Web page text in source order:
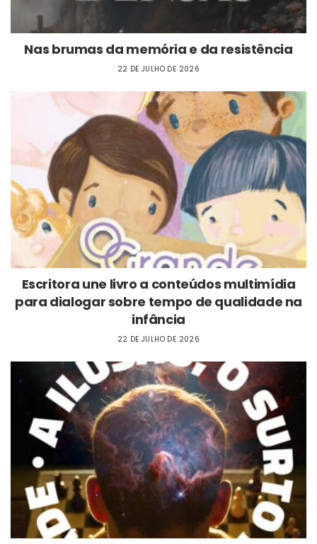
Nas brumas da memória e da resistência
22 DE JULHO DE 2026
Escritora une livro a conteúdos multimídia
para dialogar sobre tempo de qualidade na
infância
22 DE JULHO DE 2026